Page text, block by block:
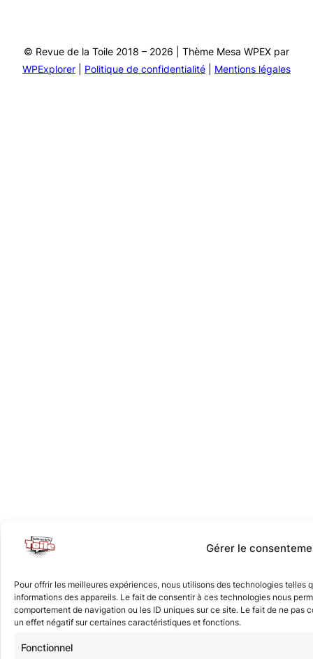
Gérer le
Pour offrir les meilleures expériences, nous utilisons des technologies
informations des appareils. Le fait de consentir à ces technologies nous
comportement de navigation ou les ID uniques sur ce site. Le fait de ne pas
un effet négatif sur certaines caractéristiques et fonctions.
Fonctionnel
© Revue de la Toile 2018 – 2026 | Thème Mesa WPEX par
WPExplorer
Politique de confidentialité Mentions légales